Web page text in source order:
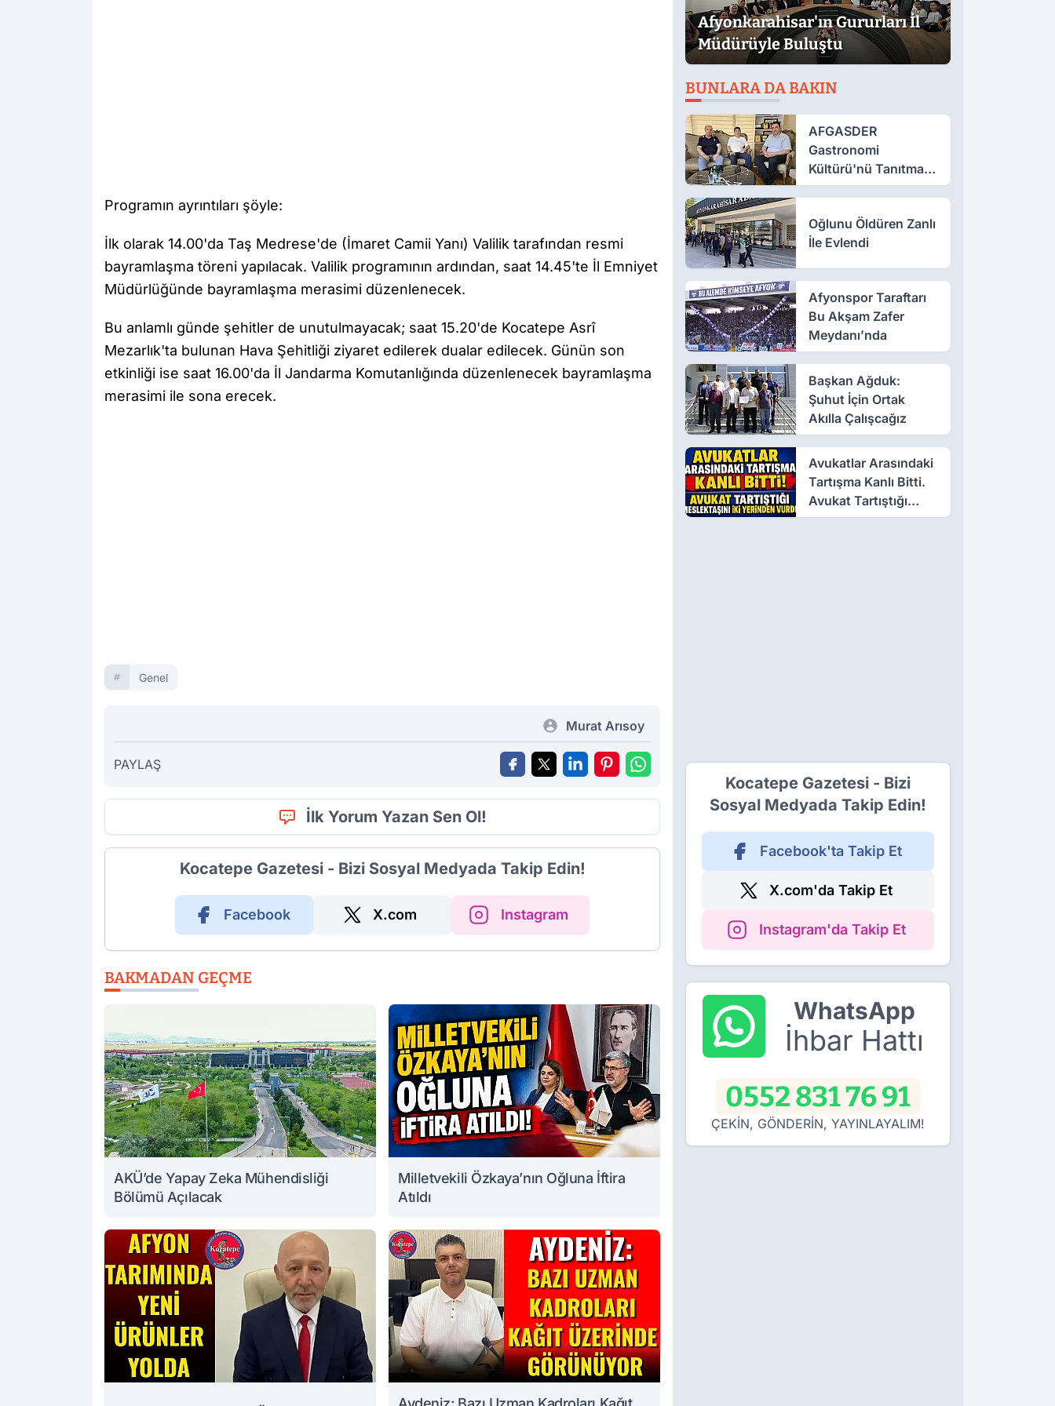
Programın ayrıntıları şöyle:
İlk olarak 14.00'da Taş Medrese'de (İmaret Camii Yanı) Valilik tarafından resmi
bayramlaşma töreni yapılacak. Valilik programının ardından, saat 14.45'te İl Emniyet
Müdürlüğünde bayramlaşma merasimi düzenlenecek.
Bu anlamlı günde şehitler de unutulmayacak; saat 15.20'de Kocatepe Asrî
Mezarlık'ta bulunan Hava Şehitliği ziyaret edilerek dualar edilecek. Günün son
etkinliği ise saat 16.00'da İl Jandarma Komutanlığında düzenlenecek bayramlaşma
merasimi ile sona erecek.
Genel
Murat Arısoy
PAYLAŞ
İlk Yorum Yazan Sen Ol!
Kocatepe Gazetesi - Bizi Sosyal Medyada Takip Edin!
Facebook X.com Instagram
BAKMADAN GEÇME
AKÜ’de Yapay Zeka Mühendisliği
Bölümü Açılacak
Milletvekili Özkaya’nın Oğluna İftira
Atıldı
Afyonkarahisar'ın Gururları İl
Müdürüyle Buluştu
BUNLARA DA BAKIN
AFGASDER
Gastronomi
Kültürü'nü Tanıtmak
İçin Çalışıyor
Oğlunu Öldüren Zanlı
İle Evlendi
Afyonspor Taraftarı
Bu Akşam Zafer
Meydanı’nda
Başkan Ağduk:
Şuhut İçin Ortak
Akılla Çalışcağız
Avukatlar Arasındaki
Tartışma Kanlı Bitti.
Avukat Tartıştığı
Meslektaşını İki
Kocatepe Gazetesi - Bizi
Sosyal Medyada Takip Edin!
Facebook'ta Takip Et
X.com'da Takip Et
Instagram'da Takip Et
WhatsApp
İhbar Hattı
0552 831 76 91
ÇEKİN, GÖNDERİN, YAYINLAYALIM!